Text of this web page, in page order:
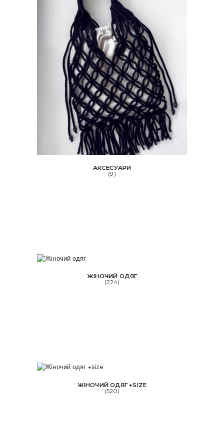
АКСЕСУАРИ
(9)
ЖІНОЧИЙ ОДЯГ
(224)
ЖІНОЧИЙ ОДЯГ +SIZE
(520)